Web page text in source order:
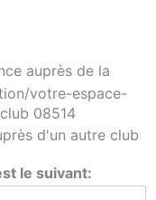
auprès de la
votre-espace-
08514
d'un autre club
le suivant: